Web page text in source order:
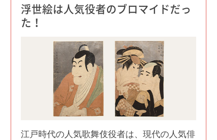
浮世絵は人気役者のブロマイドだっ
た！
江戸時代の人気歌舞伎役者は、現代の人気俳